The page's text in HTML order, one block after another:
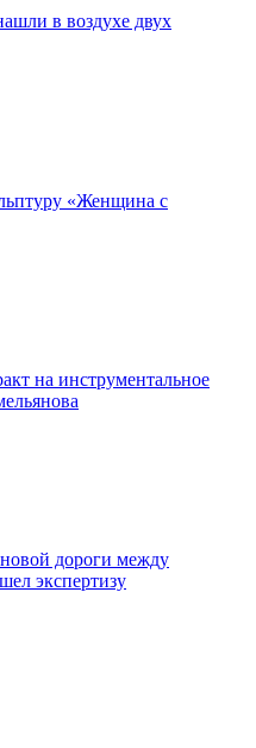
в воздухе двух
«Женщина с
на инструментальное
новой дороги между
экспертизу